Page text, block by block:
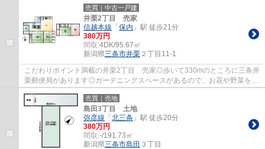
売買｜中古一戸建
井栗2丁目 売家
信越本線 「 保内 」駅 徒歩21分
380万円
間取:4DK/95.67㎡
新潟県三条市井栗 ２丁目11-1
こだわりポイント満載の井栗2丁目 売家◎歩いて330mのところに三条井
栗郵便局があります◎ガーデニングスペースがあるので、お花や野菜を育
てることができます◎一戸建て情報が豊富な新...
売買｜売地
島田3丁目 土地
弥彦線 「 北三条 」駅 徒歩20分
380万円
間取:-/191.73㎡
新潟県三条市島田 ３丁目